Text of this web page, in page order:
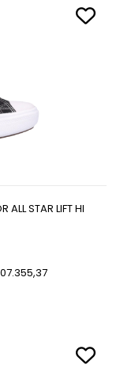
ALL STAR LIFT HI